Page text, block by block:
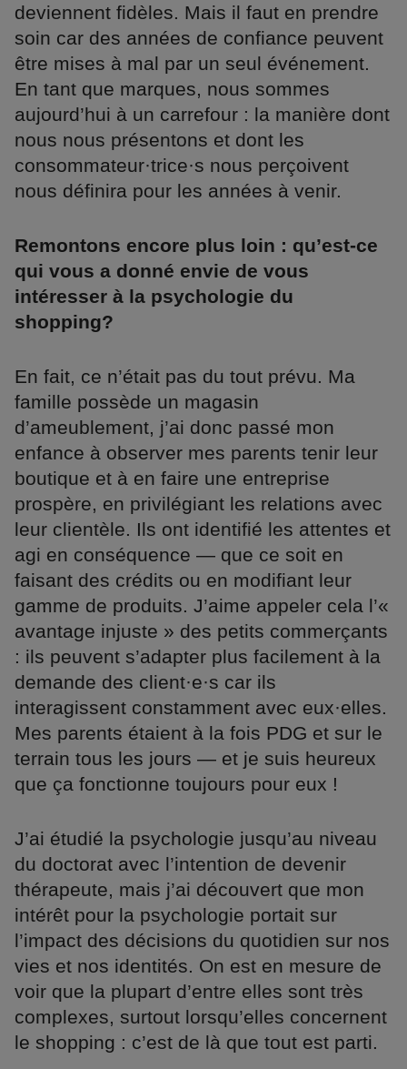
deviennent fidèles. Mais il faut en prendre
soin car des années de confiance peuvent
être mises à mal par un seul événement.
En tant que marques, nous sommes
aujourd’hui à un carrefour : la manière dont
nous nous présentons et dont les
consommateur·trice·s nous perçoivent
nous définira pour les années à venir.
Remontons encore plus loin : qu’est-ce
qui vous a donné envie de vous
intéresser à la psychologie du
shopping?
En fait, ce n’était pas du tout prévu. Ma
famille possède un magasin
d’ameublement, j’ai donc passé mon
enfance à observer mes parents tenir leur
boutique et à en faire une entreprise
prospère, en privilégiant les relations avec
leur clientèle. Ils ont identifié les attentes et
agi en conséquence — que ce soit en
faisant des crédits ou en modifiant leur
gamme de produits. J’aime appeler cela l’«
avantage injuste » des petits commerçants
: ils peuvent s’adapter plus facilement à la
demande des client·e·s car ils
interagissent constamment avec eux·elles.
Mes parents étaient à la fois PDG et sur le
terrain tous les jours — et je suis heureux
que ça fonctionne toujours pour eux !
J’ai étudié la psychologie jusqu’au niveau
du doctorat avec l’intention de devenir
thérapeute, mais j’ai découvert que mon
intérêt pour la psychologie portait sur
l’impact des décisions du quotidien sur nos
vies et nos identités. On est en mesure de
voir que la plupart d’entre elles sont très
complexes, surtout lorsqu’elles concernent
le shopping : c’est de là que tout est parti.